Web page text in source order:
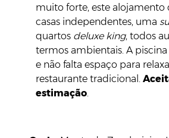
muito forte, este alojamento
casas independentes, uma
quartos deluxe king, todos
termos ambientais. A piscina
e não falta espaço para
restaurante tradicional.
estimação.